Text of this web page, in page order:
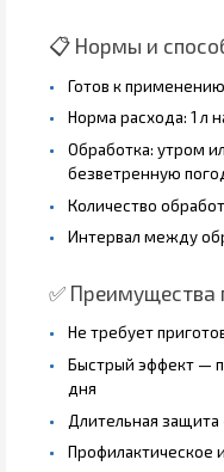
📋 Нормы и
Готов к
Норма расхода: 1 л
Обработка: утром
безветренную
Количество
Интервал между
✅ Преимущества
Не требует
Быстрый эффект —
дня
Длительная
Профилактическое